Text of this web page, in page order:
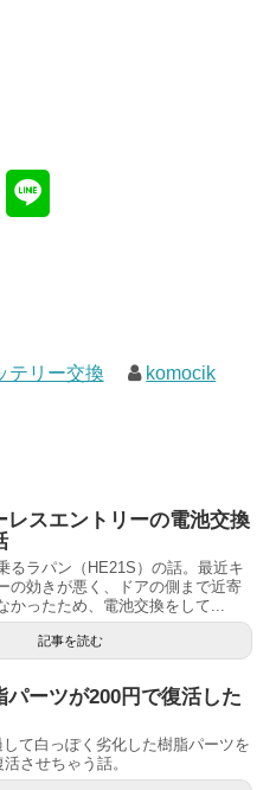
テリー交換 komocik
レスエントリーの電池交換
るラパン（HE21S）の話。最近キ
の効きが悪く、ドアの側まで近寄
かったため、電池交換をして...
記事を読む
パーツが200円で復活した
て白っぽく劣化した樹脂パーツを
させちゃう話。